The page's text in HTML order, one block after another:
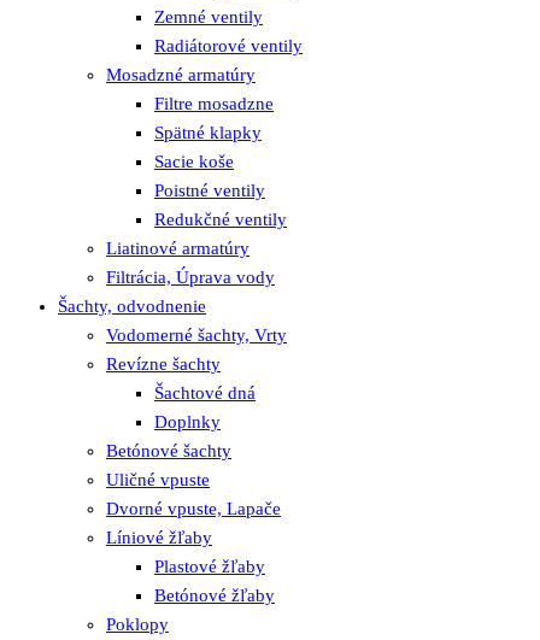
Zemné ventily
Radiátorové ventily
Mosadzné armatúry
Filtre mosadzne
Spätné klapky
Sacie koše
Poistné ventily
Redukčné ventily
Liatinové armatúry
Filtrácia, Úprava vody
Šachty, odvodnenie
Vodomerné šachty, Vrty
Revízne šachty
Šachtové dná
Doplnky
Betónové šachty
Uličné vpuste
Dvorné vpuste, Lapače
Líniové žľaby
Plastové žľaby
Betónové žľaby
Poklopy